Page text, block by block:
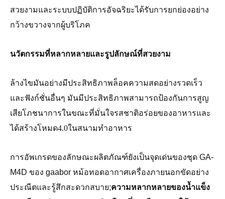
สวยงามและระบบปฏิบัติการอัจฉริยะได้รับการยกย่องอย่าง
กว้างขวางจากผู้บริโภค
นวัตกรรมที่หลากหลายและรูปลักษณ์ที่สวยงาม
ล้างไขมันอย่างมีประสิทธิภาพล็อคความสดอย่างรวดเร็ว
และฟังก์ชั่นอื่นๆ มันมีประสิทธิภาพสามารถป้องกันการสูญ
เสียโภชนาการในขณะที่มั่นใจรสชาติอร่อยของอาหารและ
ได้สร้างโหมด4.0ในสนามทำอาหาร
การอัพเกรดของลักษณะผลิตภัณฑ์ยังเป็นจุดเด่นของชุด GA-
M4D ของ gaabor หม้อทอดอากาศเครื่องภายนอกขัดอย่าง
ประณีตและรู้สึกสะดวกสบาย;ความหลากหลายของน้ำแข็ง